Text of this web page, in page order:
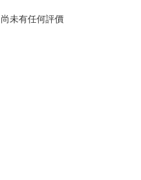
尚未有任何評價